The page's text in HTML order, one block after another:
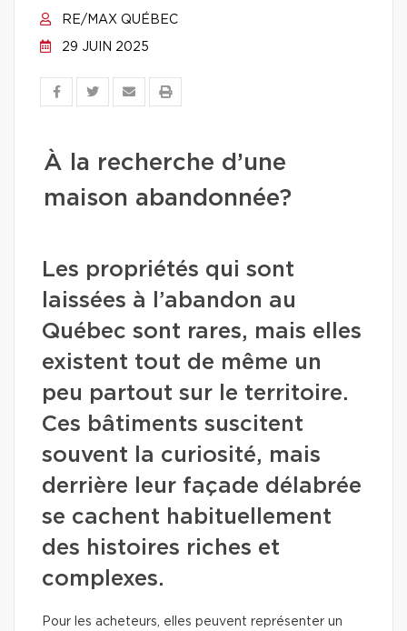
RE/MAX QUÉBEC
29 JUIN 2025
À la recherche d’une
maison abandonnée?
Les propriétés qui sont
laissées à l’abandon au
Québec sont rares, mais elles
existent tout de même un
peu partout sur le territoire.
Ces bâtiments suscitent
souvent la curiosité, mais
derrière leur façade délabrée
se cachent habituellement
des histoires riches et
complexes.
Pour les acheteurs, elles peuvent représenter un